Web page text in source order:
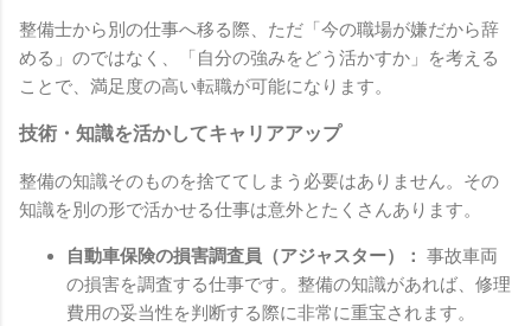
整備士から別の仕事へ移る際、ただ「今の職場が嫌だから辞
める」のではなく、「自分の強みをどう活かすか」を考える
ことで、満足度の高い転職が可能になります。
技術・知識を活かしてキャリアアップ
整備の知識そのものを捨ててしまう必要はありません。その
知識を別の形で活かせる仕事は意外とたくさんあります。
自動車保険の損害調査員（アジャスター）： 事故車両
の損害を調査する仕事です。整備の知識があれば、修理
費用の妥当性を判断する際に非常に重宝されます。